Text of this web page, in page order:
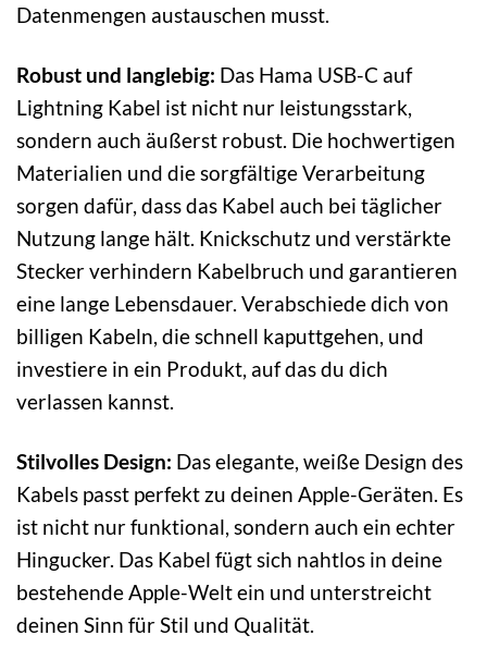
Datenmengen austauschen musst.
Robust und langlebig: Das Hama USB-C auf
Lightning Kabel ist nicht nur leistungsstark,
sondern auch äußerst robust. Die hochwertigen
Materialien und die sorgfältige Verarbeitung
sorgen dafür, dass das Kabel auch bei täglicher
Nutzung lange hält. Knickschutz und verstärkte
Stecker verhindern Kabelbruch und garantieren
eine lange Lebensdauer. Verabschiede dich von
billigen Kabeln, die schnell kaputtgehen, und
investiere in ein Produkt, auf das du dich
verlassen kannst.
Stilvolles Design: Das elegante, weiße Design des
Kabels passt perfekt zu deinen Apple-Geräten. Es
ist nicht nur funktional, sondern auch ein echter
Hingucker. Das Kabel fügt sich nahtlos in deine
bestehende Apple-Welt ein und unterstreicht
deinen Sinn für Stil und Qualität.